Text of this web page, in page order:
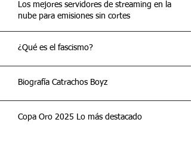
Los mejores servidores de streaming en la
nube para emisiones sin cortes
¿Qué es el fascismo?
Biografía Catrachos Boyz
Copa Oro 2025 Lo más destacado